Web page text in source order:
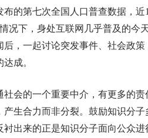
布的第七次全国人口普查数据，
况下，身处互联网几乎普及的今
后，一起讨论突发事件、社会政
成。
的一个重要中介，有更多的责
产生合力而非分裂。鼓励知识分
出来的正是知识分子面向公众进